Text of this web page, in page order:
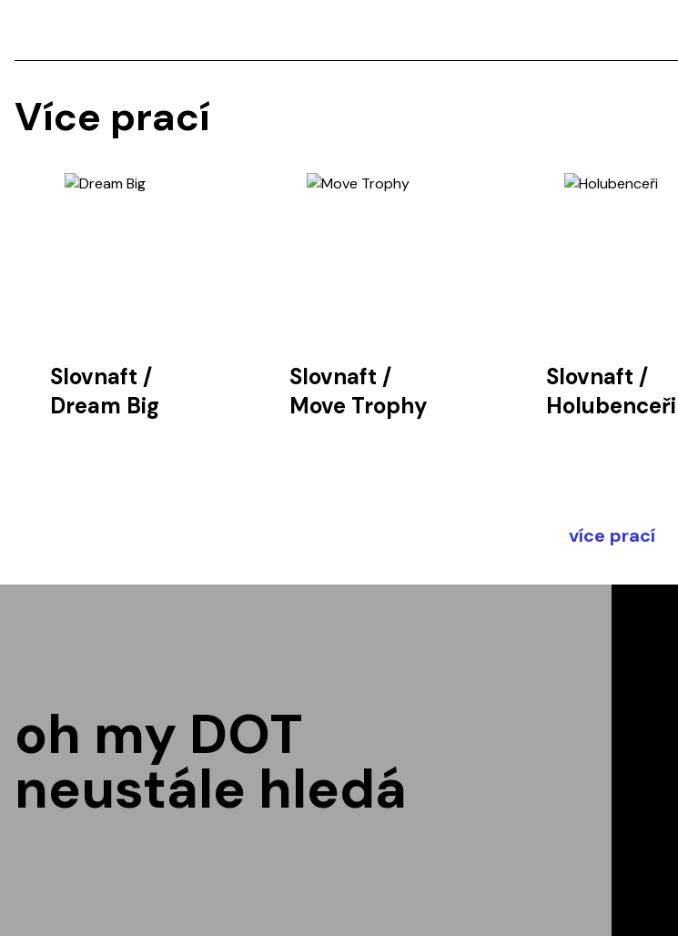
Více prací
Slovnaft /
Dream Big
Slovnaft /
Move Trophy
Slovnaft /
Holubenceři
více prací
oh my DOT
neustále hledá